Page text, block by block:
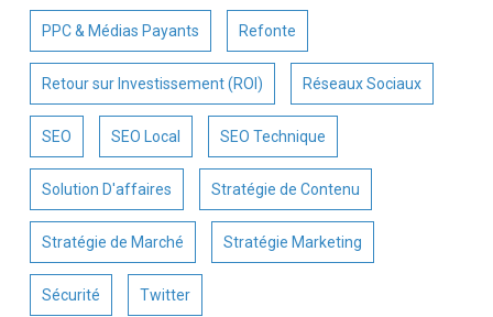
PPC & Médias Payants Refonte
Retour sur Investissement (ROI) Réseaux Sociaux
SEO SEO Local SEO Technique
Solution D'affaires Stratégie de Contenu
Stratégie de Marché Stratégie Marketing
Sécurité Twitter